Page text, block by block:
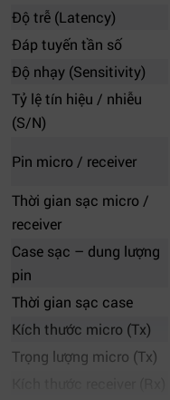
Độ trễ (Latency)
Đáp tuyến tần số
Độ nhạy (Sensitivity)
Tỷ lệ tín hiệu / nhiễu
(S/N)
Pin micro / receiver
Thời gian sạc micro /
receiver
Case sạc – dung lượng
pin
Thời gian sạc case
Kích thước micro (Tx)
Trọng lượng micro (Tx)